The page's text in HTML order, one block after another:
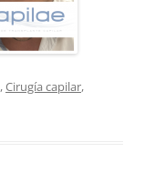
,Cirugía capilar,